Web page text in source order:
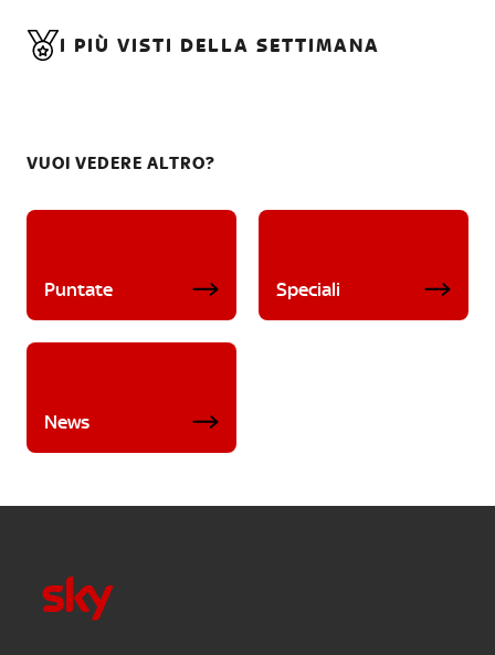
I PIÙ VISTI DELLA SETTIMANA
VUOI VEDERE ALTRO?
Puntate Speciali
News